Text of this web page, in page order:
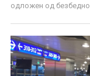
одложен од